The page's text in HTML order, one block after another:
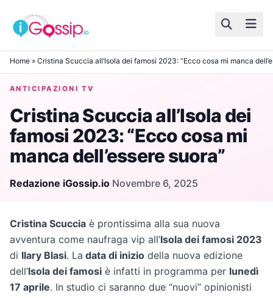
Skip to content
Home » Cristina Scuccia all’Isola dei famosi 2023: “Ecco cosa mi manca
ANTICIPAZIONI TV
Cristina Scuccia all’Isola dei
famosi 2023: “Ecco cosa mi
manca dell’essere suora”
Redazione iGossip.io·Novembre 6, 2025
Cristina Scuccia è prontissima alla sua nuova
avventura come naufraga vip all’Isola dei famosi 2023
di Ilary Blasi. La data di inizio della nuova edizione
dell’Isola dei famosi è infatti in programma per lunedì
17 aprile. In studio ci saranno due “nuovi” opinionisti